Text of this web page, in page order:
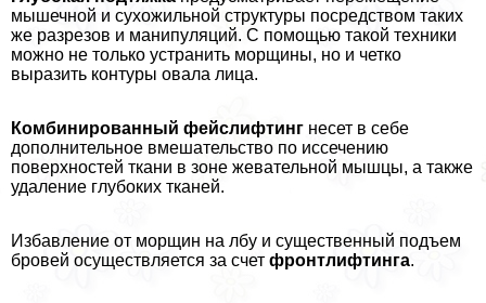
мышечной и сухожильной структуры посредством таких
же разрезов и манипуляций. С помощью такой техники
можно не только устранить морщины, но и четко
выразить контуры овала лица.
Комбинированный фейслифтинг несет в себе
дополнительное вмешательство по иссечению
поверхностей ткани в зоне жевательной мышцы, а также
удаление глубоких тканей.
Избавление от морщин на лбу и существенный подъем
бровей осуществляется за счет фронтлифтинга.